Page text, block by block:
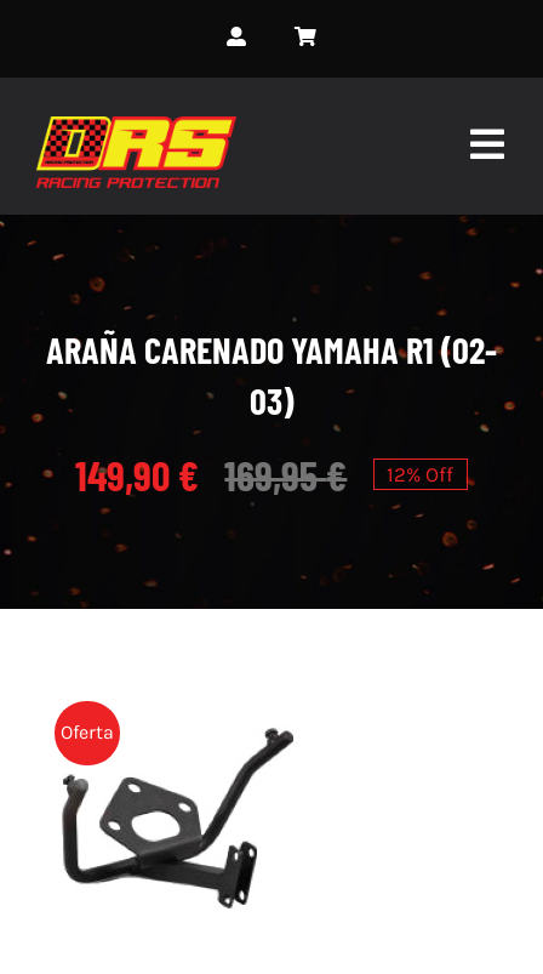
content
INICIO
SOBRE NOSOTROS
SERVICIOS
MONOS PERSONALIZADOS
EVENTOS
CONTACTO
ARAÑA CARENADO YAMAHA R1 (02-
03)
169,95€
149,90€ 12% Off
Oferta